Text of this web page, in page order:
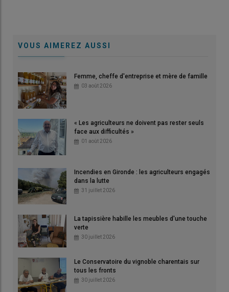
VOUS AIMEREZ AUSSI
Femme, cheffe d'entreprise et mère de famille
03 août 2026
« Les agriculteurs ne doivent pas rester seuls
face aux difficultés »
01 août 2026
Incendies en Gironde : les agriculteurs engagés
dans la lutte
31 juillet 2026
La tapissière habille les meubles d'une touche
verte
30 juillet 2026
Le Conservatoire du vignoble charentais sur
tous les fronts
30 juillet 2026